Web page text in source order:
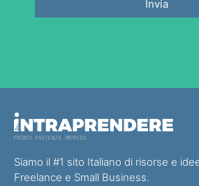
Invia
Siamo il #1 sito Italiano di risorse e
Freelance e Small Business.